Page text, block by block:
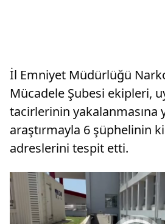
İl Emniyet Müdürlüğü
Mücadele Şubesi ekipleri,
tacirlerinin yakalanmasına
araştırmayla 6 şüphelinin
adreslerini tespit etti.
Video
oynatıcı